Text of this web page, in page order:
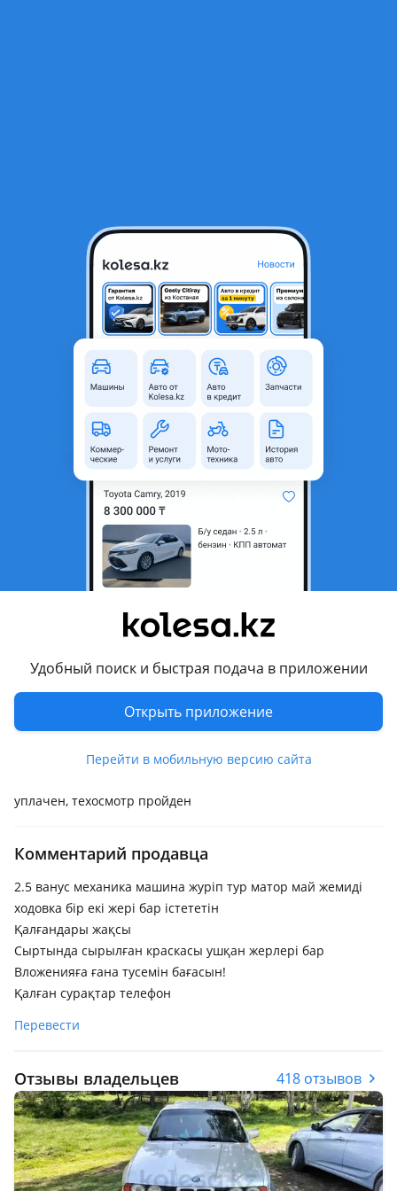
Удобный поиск и быстрая подача в приложении
Открыть приложение
Перейти в мобильную версию сайта
BMW 525 1995 года
Объявление находится в архиве и может быть
Астана, Акмолинская
1988 - 1996 E34
Седан
Объем двигателя, л
Пробег
Механика
Руль
Слева
Цвет
Растаможен в Казахстане
Да
уплачен, техосмотр пройден
Комментарий продавца
2.5 ванус механика машина журіп тур матор май жемиді
ходовка бір екі жері бар істететін
Қалғандары жақсы
Сыртында сырылған краскасы ушқан жерлері бар
Вложенияға ғана тусемін бағасын!
Қалған сурақтар телефон
Перевести
Отзывы владельцев 418 отзывов